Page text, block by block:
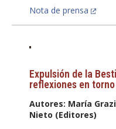
Nota de prensa
Expulsión de la
reflexiones en
Autores: María
Nieto (Editores)